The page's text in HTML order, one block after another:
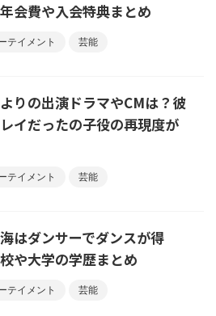
会費や入会特典まとめ
テイメント 芸能
りの出演ドラマやCMは？彼
イだったの子役の再現度が
テイメント 芸能
はダンサーでダンスが得
や大学の学歴まとめ
テイメント 芸能